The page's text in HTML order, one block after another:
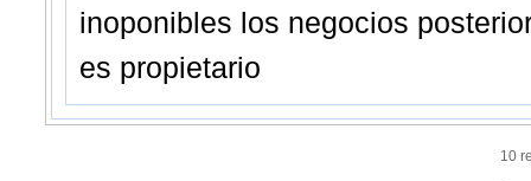
inoponibles los negocios
es propietario
10